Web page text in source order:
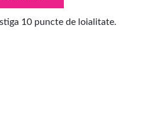
10 puncte de loialitate.